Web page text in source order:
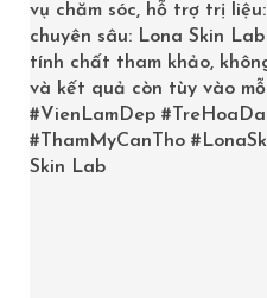
vụ chăm sóc, hỗ trợ trị
chuyên sâu: Lona Skin
tính chất tham khảo,
và kết quả còn tùy vào
#VienLamDep #TreHoaDa
#ThamMyCanTho
Skin Lab